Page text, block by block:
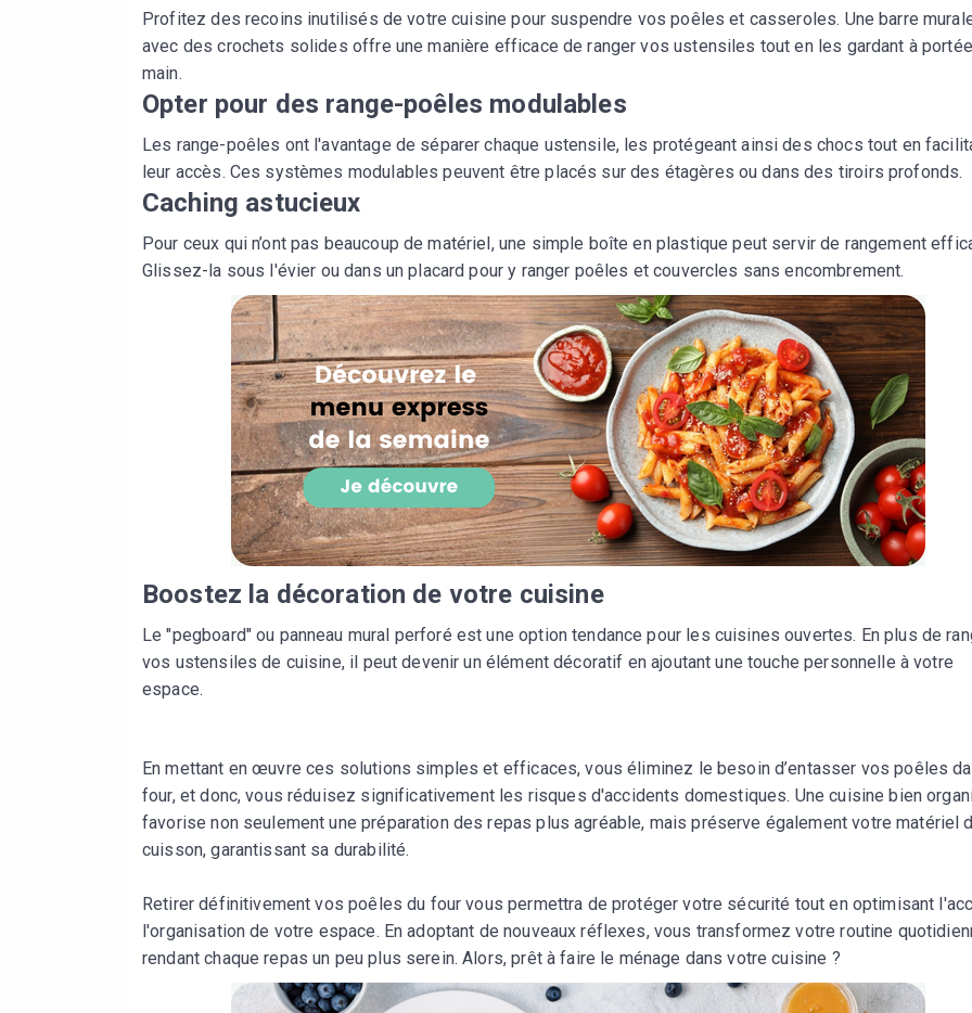
Profitez des recoins inutilisés de votre cuisine pour suspendre vos poêles et casseroles. Une barre
avec des crochets solides offre une manière efficace de ranger vos ustensiles tout en les gardant à
main.
Opter pour des range-poêles modulables
Les range-poêles ont l'avantage de séparer chaque ustensile, les protégeant ainsi des chocs tout en
leur accès. Ces systèmes modulables peuvent être placés sur des étagères ou dans des tiroirs profonds.
Caching astucieux
Pour ceux qui n’ont pas beaucoup de matériel, une simple boîte en plastique peut servir de rangement
Glissez-la sous l'évier ou dans un placard pour y ranger poêles et couvercles sans encombrement.
Boostez la décoration de votre cuisine
Le "pegboard" ou panneau mural perforé est une option tendance pour les cuisines ouvertes. En plus de
vos ustensiles de cuisine, il peut devenir un élément décoratif en ajoutant une touche personnelle à votre
espace.
En mettant en œuvre ces solutions simples et efficaces, vous éliminez le besoin d’entasser vos poêles
four, et donc, vous réduisez significativement les risques d'accidents domestiques. Une cuisine bien
favorise non seulement une préparation des repas plus agréable, mais préserve également votre matériel
cuisson, garantissant sa durabilité.
Retirer définitivement vos poêles du four vous permettra de protéger votre sécurité tout en optimisant
l'organisation de votre espace. En adoptant de nouveaux réflexes, vous transformez votre routine
rendant chaque repas un peu plus serein. Alors, prêt à faire le ménage dans votre cuisine ?